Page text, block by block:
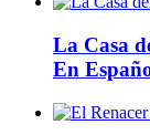
La Casa
En